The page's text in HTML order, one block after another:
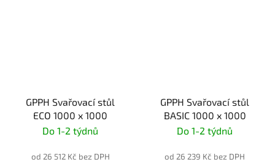
GPPH Svařovací stůl
ECO 1000 x 1000
Do 1-2 týdnů
od 26 512 Kč bez DPH
GPPH Svařovací stůl
BASIC 1000 x 1000
Do 1-2 týdnů
od 26 239 Kč bez DPH